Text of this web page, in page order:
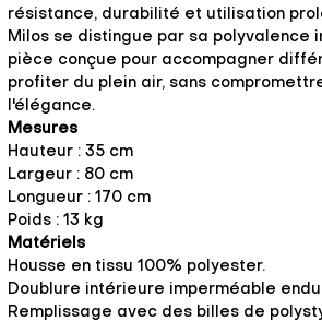
résistance, durabilité et utilisation
Milos se distingue par sa polyvalence
pièce conçue pour accompagner
profiter du plein air, sans
l'élégance.
Mesures
Hauteur : 35 cm
Largeur : 80 cm
Longueur : 170 cm
Poids : 13 kg
Matériels
Housse en tissu 100% polyester.
Doublure intérieure imperméable
Remplissage avec des billes de